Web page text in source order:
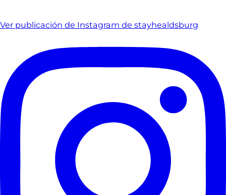
Ver publicación de Instagram de stayhealdsburg